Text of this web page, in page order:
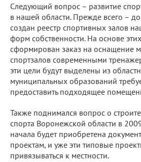
Следующий вопрос – развитие
в нашей области. Прежде всего –
создан реестр спортивных залов
форм собственности. На основе
сформирован заказ на оснащение
спортзалов современными
эти цели будут выделены из
муниципальных образований
предоставить подходящее
Также поднимался вопрос о
спорта Воронежской области в
начала будет приобретена
проектам, и уже эти типовые
привязываться к местности.